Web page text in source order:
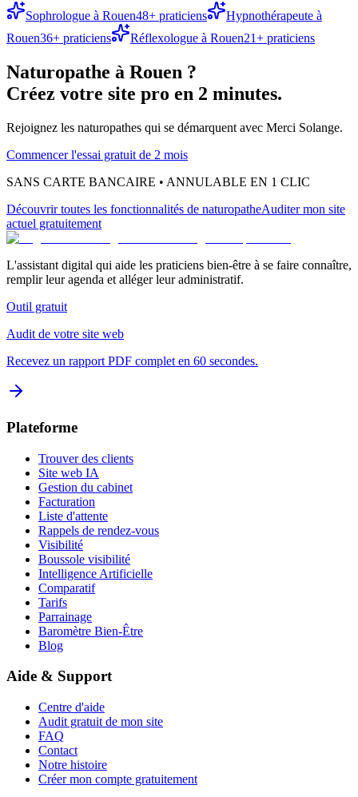
Sophrologue à Rouen48+ praticiens Hypnothérapeute à
Rouen36+ praticiens Réflexologue à Rouen21+ praticiens
Naturopathe à Rouen ?
Créez votre site pro en 2 minutes.
Rejoignez les naturopathes qui se démarquent avec Merci Solange.
Commencer l'essai gratuit de 2 mois
SANS CARTE BANCAIRE • ANNULABLE EN 1 CLIC
Découvrir toutes les fonctionnalités de naturopatheAuditer mon site
actuel gratuitement
L'assistant digital qui aide les praticiens bien-être à se faire connaître,
remplir leur agenda et alléger leur administratif.
Outil gratuit
Audit de votre site web
Recevez un rapport PDF complet en 60 secondes.
Plateforme
Trouver des clients
Site web IA
Gestion du cabinet
Facturation
Liste d'attente
Rappels de rendez-vous
Visibilité
Boussole visibilité
Intelligence Artificielle
Comparatif
Tarifs
Parrainage
Baromètre Bien-Être
Blog
Aide & Support
Centre d'aide
Audit gratuit de mon site
FAQ
Contact
Notre histoire
Créer mon compte gratuitement